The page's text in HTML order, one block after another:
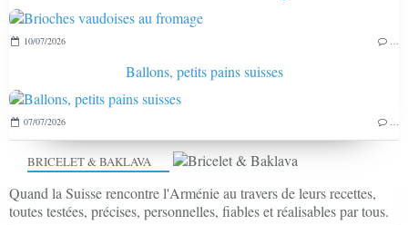
BRICELET & BAKLAVA
Quand la Suisse rencontre l'Arménie au travers de leurs recettes,
toutes testées, précises, personnelles, fiables et réalisables par tous.
10/07/2026
Ballons, petits pains suisses
07/07/2026